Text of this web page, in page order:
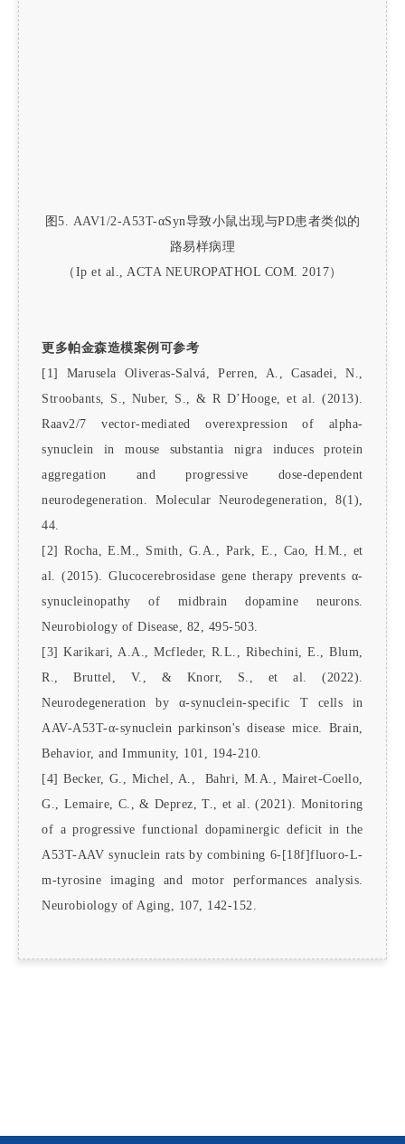
图5. AAV1/2-A53T-αSyn导致小鼠出现与PD患者类似的
路易样病理
（Ip et al., ACTA NEUROPATHOL COM. 2017）
更多帕金森造模案例可参考
[1] Marusela Oliveras-Salvá, Perren, A., Casadei, N.,
Stroobants, S., Nuber, S., & R D’Hooge, et al. (2013).
Raav2/7 vector-mediated overexpression of alpha-
synuclein in mouse substantia nigra induces protein
aggregation and progressive dose-dependent
neurodegeneration. Molecular Neurodegeneration, 8(1),
44.
[2] Rocha, E.M., Smith, G.A., Park, E., Cao, H.M., et
al. (2015). Glucocerebrosidase gene therapy prevents α-
synucleinopathy of midbrain dopamine neurons.
Neurobiology of Disease, 82, 495-503.
[3] Karikari, A.A., Mcfleder, R.L., Ribechini, E., Blum,
R., Bruttel, V., & Knorr, S., et al. (2022).
Neurodegeneration by α-synuclein-specific T cells in
AAV-A53T-α-synuclein parkinson's disease mice. Brain,
Behavior, and Immunity, 101, 194-210.
[4] Becker, G., Michel, A., Bahri, M.A., Mairet-Coello,
G., Lemaire, C., & Deprez, T., et al. (2021). Monitoring
of a progressive functional dopaminergic deficit in the
A53T-AAV synuclein rats by combining 6-[18f]fluoro-L-
m-tyrosine imaging and motor performances analysis.
Neurobiology of Aging, 107, 142-152.